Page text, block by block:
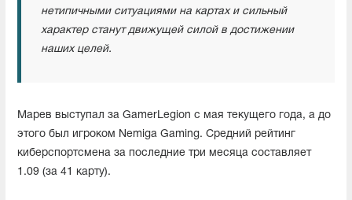
нетипичными ситуациями на картах и сильный
характер станут движущей силой в достижении
наших целей.
Марев выступал за GamerLegion с мая текущего года, а до
этого был игроком Nemiga Gaming. Средний рейтинг
киберспортсмена за последние три месяца составляет
1.09 (за 41 карту).